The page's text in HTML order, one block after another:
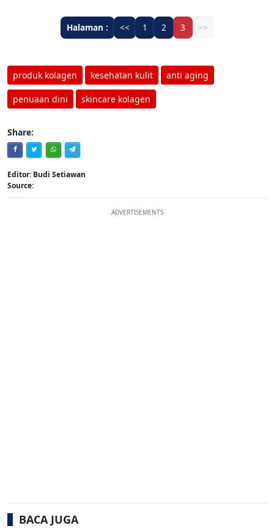
Halaman : << 1 2 3 >>
produk kolagen kesehatan kulit anti aging
penuaan dini skincare kolagen
Share:
Editor: Budi Setiawan
Source:
ADVERTISEMENTS
BACA JUGA